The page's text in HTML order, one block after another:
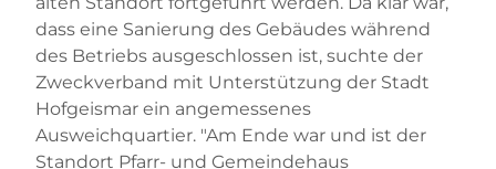
dass eine Sanierung des Gebäudes während
des Betriebs ausgeschlossen ist, suchte der
Zweckverband mit Unterstützung der Stadt
Hofgeismar ein angemessenes
Ausweichquartier. "Am Ende war und ist der
Standort Pfarr- und Gemeindehaus